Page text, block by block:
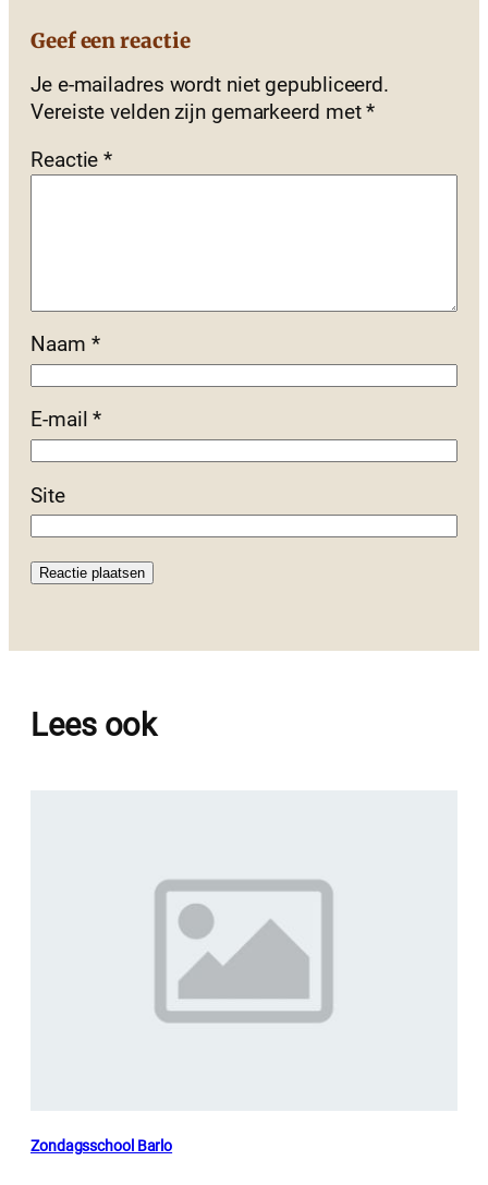
Geef een reactie
Je e-mailadres wordt niet gepubliceerd.
Vereiste velden zijn gemarkeerd met*
Reactie*
Naam *
E-mail*
Site
Lees ook
Zondagsschool Barlo